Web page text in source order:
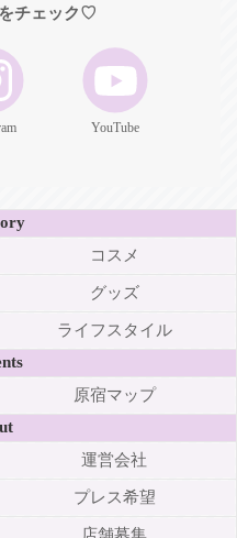
チェック♡
YouTube
コスメ
グッズ
ライフスタイル
原宿マップ
運営会社
プレス希望